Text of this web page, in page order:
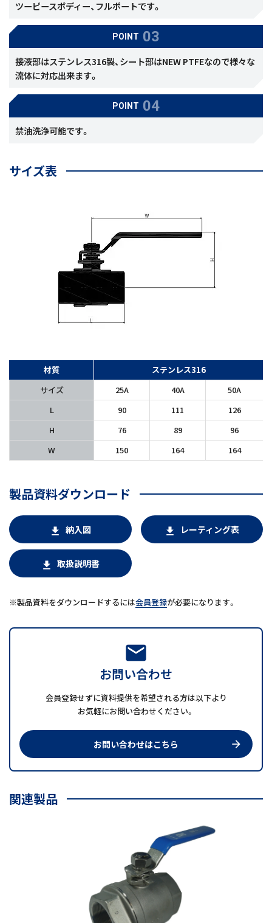
ツーピースボディー、フルポートです。
POINT
接液部はステンレス316製、シート部はNEW PTFEなので様々な
流体に対応出来ます。
POINT
禁油洗浄可能です。
サイズ表
材質
ステンレス316
サイズ
25A 40A
50A
L
90 111
126
H
76 89
96
W
150 164 164
製品資料ダウンロード
download 納入図 download レーティング表
download 取扱説明書
製品資料をダウンロードするには会員登録が必要になります。
mail
お問い合わせ
会員登録せずに資料提供を希望される方は以下より
お気軽にお問い合わせください。
お問い合わせはこちら arrow_forward
関連製品